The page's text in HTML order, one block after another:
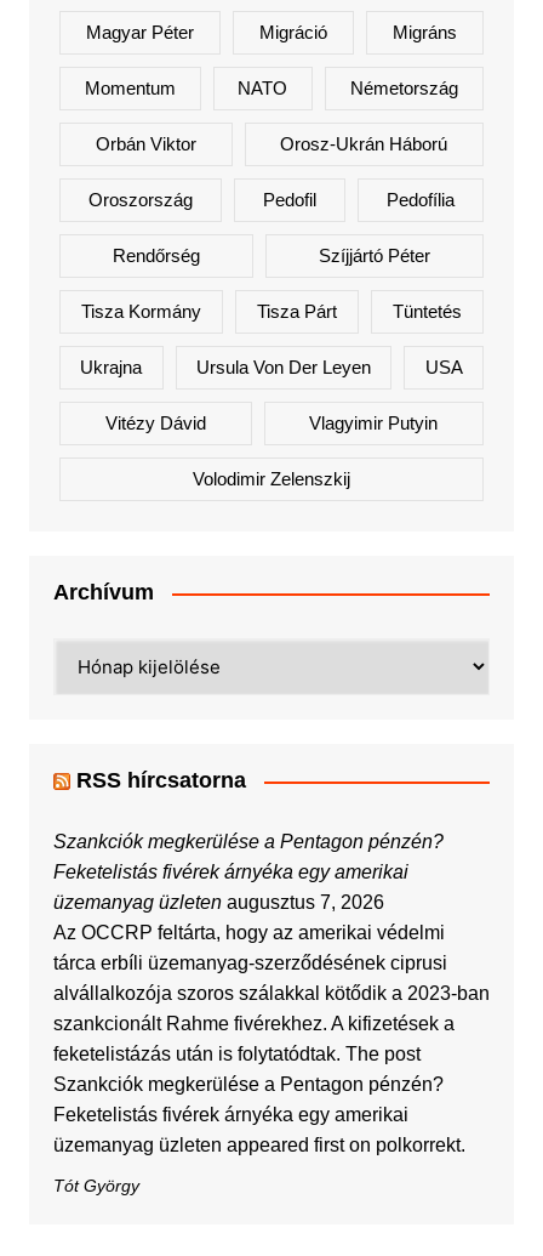
Magyar Péter Migráció Migráns
Momentum NATO Németország
Orbán Viktor Orosz-Ukrán Háború
Oroszország Pedofil Pedofília
Rendőrség Szíjjártó Péter
Tisza Kormány Tisza Párt Tüntetés
Ukrajna Ursula Von Der Leyen USA
Vitézy Dávid Vlagyimir Putyin
Volodimir Zelenszkij
Archívum
RSS hírcsatorna
Szankciók megkerülése a Pentagon pénzén?
Feketelistás fivérek árnyéka egy amerikai
üzemanyag üzleten augusztus 7, 2026
Az OCCRP feltárta, hogy az amerikai védelmi
tárca erbíli üzemanyag-szerződésének ciprusi
alvállalkozója szoros szálakkal kötődik a 2023-ban
szankcionált Rahme fivérekhez. A kifizetések a
feketelistázás után is folytatódtak. The post
Szankciók megkerülése a Pentagon pénzén?
Feketelistás fivérek árnyéka egy amerikai
üzemanyag üzleten appeared first on polkorrekt.
Tót György